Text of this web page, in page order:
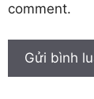
comment.